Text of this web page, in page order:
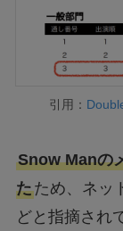
引用：
Snow Manの
たため、ネッ
どと指摘され